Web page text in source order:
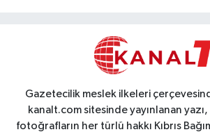
Gazetecilik meslek ilkeleri
kanalt.com sitesinde yayınlanan
fotoğrafların her türlü hakkı Kıbrıs